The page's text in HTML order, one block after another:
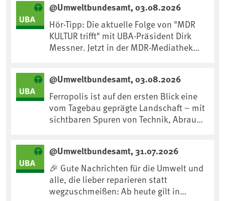
@Umweltbundesamt, 03.08.2026
Hör-Tipp: Die aktuelle Folge von "MDR
KULTUR trifft" mit UBA-Präsident Dirk
Messner. Jetzt in der MDR-Mediathek
fft/dirk-messner-audio-100.html
@Umweltbundesamt, 03.08.2026
Ferropolis ist auf den ersten Blick eine
vom Tagebau geprägte Landschaft – mit
sichtbaren Spuren von Technik, Abraum
nur ihre bergbauliche Vergangenheit.
Hier lässt sich beobachten, wie sich aus
Kippenflächen lebendige Böden
entwickeln, Pflanzen Fuß fassen & neue
@Umweltbundesamt, 31.07.2026
🎉 Gute Nachrichten für die Umwelt und
alle, die lieber reparieren statt
wegzuschmeißen: Ab heute gilt in